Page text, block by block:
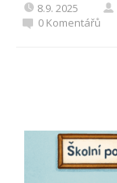
8.9. 2025
0 Komentářů